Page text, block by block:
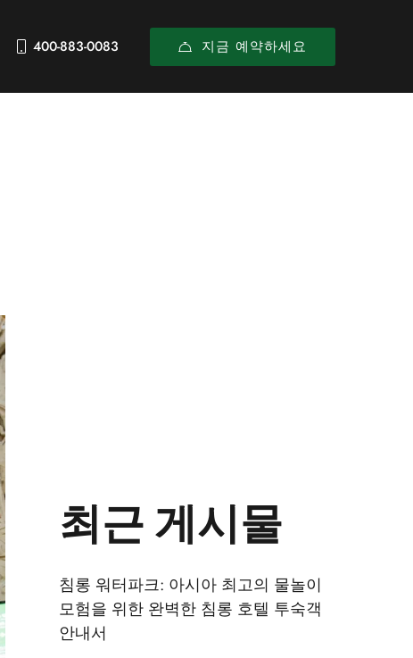
400-883-0083 지금 예약하세요
최근 게시물
침롱 워터파크: 아시아 최고의 물놀이
모험을 위한 완벽한 침롱 호텔 투숙객
안내서